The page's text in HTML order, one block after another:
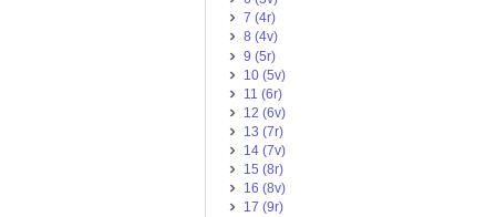
7 (4r)
8 (4v)
9 (5r)
10 (5v)
11 (6r)
12 (6v)
13 (7r)
14 (7v)
15 (8r)
16 (8v)
17 (9r)